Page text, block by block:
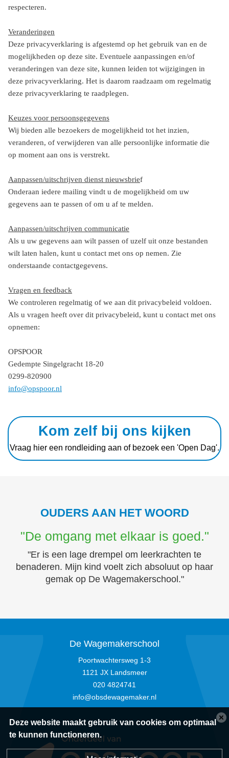
respecteren.
Veranderingen
Deze privacyverklaring is afgestemd op het gebruik van en de
mogelijkheden op deze site. Eventuele aanpassingen en/of
veranderingen van deze site, kunnen leiden tot wijzigingen in
deze privacyverklaring. Het is daarom raadzaam om regelmatig
deze privacyverklaring te raadplegen.
Keuzes voor persoonsgegevens
Wij bieden alle bezoekers de mogelijkheid tot het inzien,
veranderen, of verwijderen van alle persoonlijke informatie die
op moment aan ons is verstrekt.
Aanpassen/uitschrijven dienst nieuwsbrief
Onderaan iedere mailing vindt u de mogelijkheid om uw
gegevens aan te passen of om u af te melden.
Aanpassen/uitschrijven communicatie
Als u uw gegevens aan wilt passen of uzelf uit onze bestanden
wilt laten halen, kunt u contact met ons op nemen. Zie
onderstaande contactgegevens.
Vragen en feedback
We controleren regelmatig of we aan dit privacybeleid voldoen.
Als u vragen heeft over dit privacybeleid, kunt u contact met ons
opnemen:
OPSPOOR
Gedempte Singelgracht 18-20
0299-820900
info@opspoor.nl
Kom zelf bij ons kijken
Vraag hier een rondleiding aan of bezoek een 'Open Dag'.
OUDERS AAN HET WOORD
"De omgang met elkaar is goed."
"Er is een lage drempel om leerkrachten te
benaderen. Mijn kind voelt zich absoluut op haar
gemak op De Wagemakerschool."
De Wagemakerschool
Poortwachtersweg 1-3
1121 JX Landsmeer
020 4824741
info@obsdewagemaker.nl
Deze website maakt gebruik van cookies om optimaal
te kunnen functioneren.